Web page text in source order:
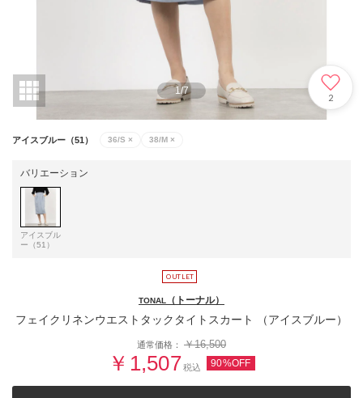
1/7
2
アイスブルー（51） 36/S × 38/M ×
バリエーション
アイスブル
ー（51）
TONAL （トーナル）
フェイクリネンウエストタックタイトスカート （アイスブルー）
通常価格： ￥16,500
￥1,507税込 90%OFF